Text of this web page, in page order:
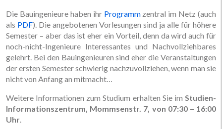
Die Bauingenieure haben ihr Programmzentral im Netz (auch
als PDF). Die angebotenen Vorlesungen sind ja alle für höhere
Semester – aber das ist eher ein Vorteil, denn da wird auch für
noch-nicht-Ingenieure Interessantes und Nachvollziehbares
gelehrt. Bei den Bauingenieuren sind eher die Veranstaltungen
der ersten Semester schwierig nachzuvollziehen, wenn man sie
nicht von Anfang an mitmacht…
Weitere Informationen zum Studium erhalten Sie im Studien-
Informationszentrum, Mommsenstr. 7, von 07:30 – 16:00
Uhr.